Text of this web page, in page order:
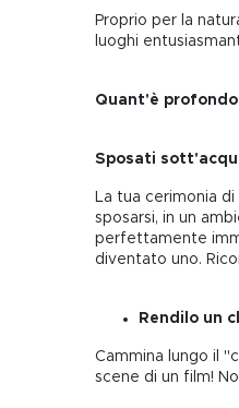
Proprio per la
luoghi
Quant'è
Sposati
La tua cerimonia
sposarsi, in un
perfettamente
diventato uno.
Rendilo un
Cammina lungo il
scene di un film!